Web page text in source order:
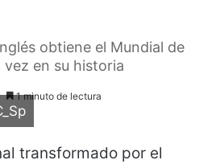
obtiene el Mundial de
en su historia
1 minuto de lectura
transformado por el